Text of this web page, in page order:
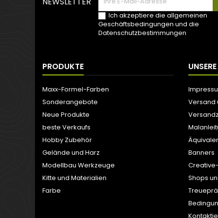
Ich akzeptiere die allgemeinen
Geschäftsbedingungen und die
Datenschutzbestimmungen
PRODUKTE
Maxx-Formel-Farben
Sonderangebote
Neue Produkte
beste Verkaufs
Hobby Zubehör
Gelände und Harz
Modellbau Werkzeuge
Kitte und Materialien
Farbe
Versand
Banners
Shops